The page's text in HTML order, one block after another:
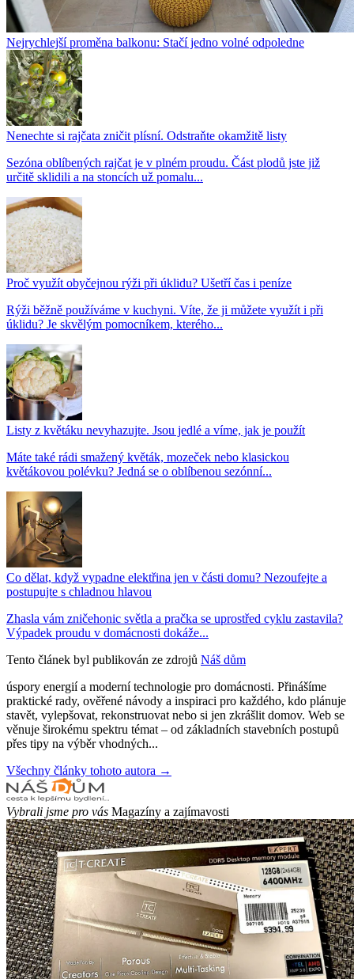
Nejrychlejší proměna balkonu: Stačí jedno volné odpoledne
Nenechte si rajčata zničit plísní. Odstraňte okamžitě listy
Sezóna oblíbených rajčat je v plném proudu. Část plodů jste již
určitě sklidili a na stoncích už pomalu...
Proč využít obyčejnou rýži při úklidu? Ušetří čas i peníze
Rýži běžně používáme v kuchyni. Víte, že ji můžete využít i při
úklidu? Je skvělým pomocníkem, kterého...
Listy z květáku nevyhazujte. Jsou jedlé a víme, jak je použít
Máte také rádi smažený květák, mozeček nebo klasickou
květákovou polévku? Jedná se o oblíbenou sezónní...
Co dělat, když vypadne elektřina jen v části domu? Nezoufejte a
postupujte s chladnou hlavou
Zhasla vám zničehonic světla a pračka se uprostřed cyklu zastavila?
Výpadek proudu v domácnosti dokáže...
Tento článek byl publikován ze zdrojů Náš dům
úspory energií a moderní technologie pro domácnosti. Přinášíme
praktické rady, ověřené návody a inspiraci pro každého, kdo plánuje
stavět, vylepšovat, rekonstruovat nebo si jen zkrášlit domov. Web se
věnuje širokému spektru témat – od základních stavebních postupů
přes tipy na výběr vhodných...
Všechny články tohoto autora →
Vybrali jsme pro vás Magazíny a zajímavosti